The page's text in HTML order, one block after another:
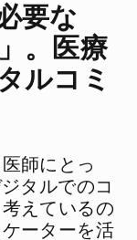
要な
。医療
ルコミ
師にとっ
タルでのコ
えているの
ーターを活